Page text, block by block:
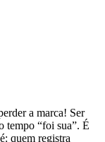
a marca! Ser
tempo “foi sua”. É
quem registra